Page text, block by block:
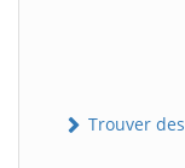
Trouver